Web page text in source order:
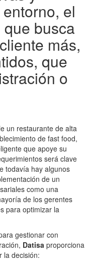
el
busca
más,
que
o
un restaurante de alta
de fast food,
que apoye su
será clave
todavía hay algunos
de un
como una
de los gerentes
para optimizar la
gestionar con
Datisa proporciona
la decisión: